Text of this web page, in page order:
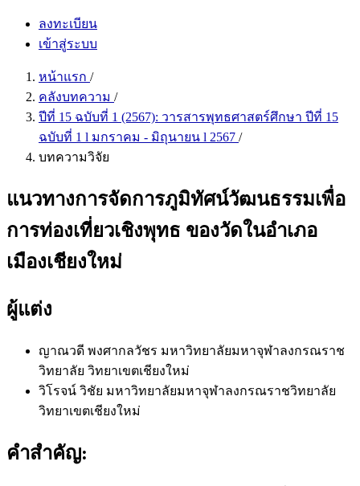
ลงทะเบียน
เข้าสู่ระบบ
หน้าแรก /
คลังบทความ /
ปีที่ 15 ฉบับที่ 1 (2567): วารสารพุทธศาสตร์ศึกษา ปีที่ 15
ฉบับที่ 1 l มกราคม - มิถุนายน l 2567 /
บทความวิจัย
แนวทางการจัดการภูมิทัศน์วัฒนธรรมเพื่อ
การท่องเที่ยวเชิงพุทธ ของวัดในอำเภอ
เมืองเชียงใหม่
ผู้แต่ง
ญาณวดี พงศากลวัชร มหาวิทยาลัยมหาจุฬาลงกรณราช
วิทยาลัย วิทยาเขตเชียงใหม่
วิโรจน์ วิชัย มหาวิทยาลัยมหาจุฬาลงกรณราชวิทยาลัย
วิทยาเขตเชียงใหม่
คำสำคัญ: